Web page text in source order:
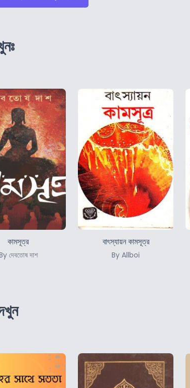
কামসূত্র
দেবতোষ দাশ
বাৎস্যায়ন কামসূত্র
By Allboi